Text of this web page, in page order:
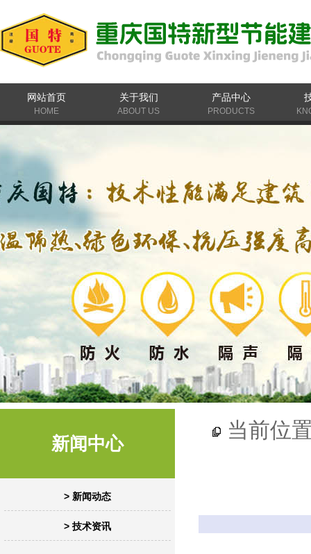
网站首页 关于我们 产品中心
HOME ABOUT US PRODUCTS
新闻中心
> 新闻动态
> 技术资讯
当前位